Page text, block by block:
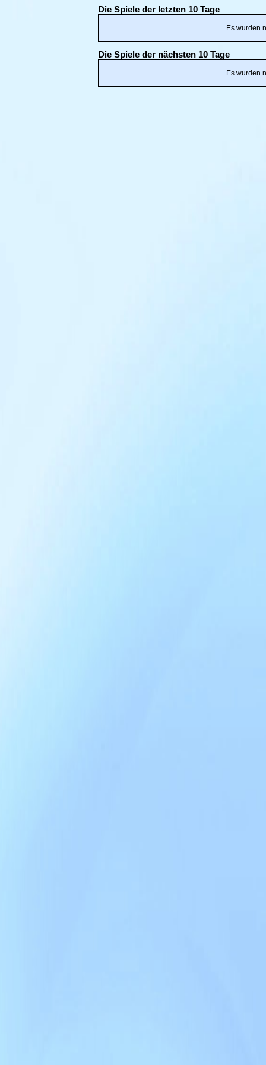
Die Spiele der letzten 10 Tage
Es wurden
Die Spiele der nächsten 10 Tage
Es wurden